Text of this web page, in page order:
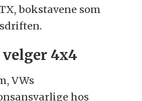
bokstavene som
4x4
VWs
hos